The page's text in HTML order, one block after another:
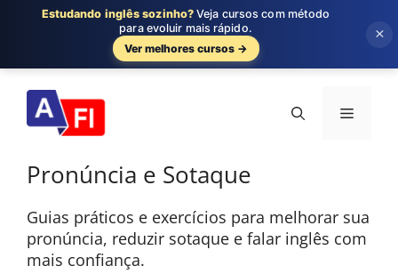
para
conteúdo
Menu
Pronúncia e Sotaque
Guias práticos e exercícios para melhorar sua
pronúncia, reduzir sotaque e falar inglês com
mais confiança.
Estudando inglês sozinho? Veja cursos com método
para evoluir mais rápido.
Ver melhores cursos →
×